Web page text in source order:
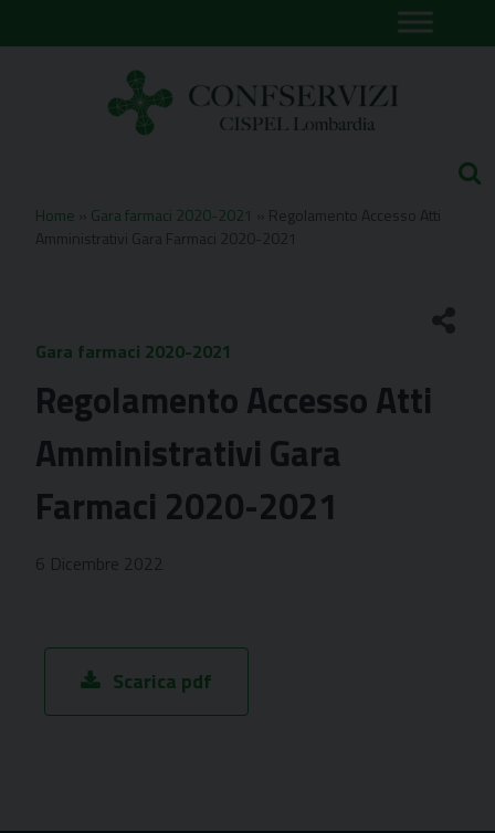
to
Home Gara farmaci 2020-2021
Regolamento Accesso Atti
Amministrativi Gara Farmaci 2020-2021
Gara farmaci 2020-2021
Regolamento Accesso Atti
Amministrativi Gara
Farmaci 2020-2021
6 Dicembre 2022
Scarica pdf